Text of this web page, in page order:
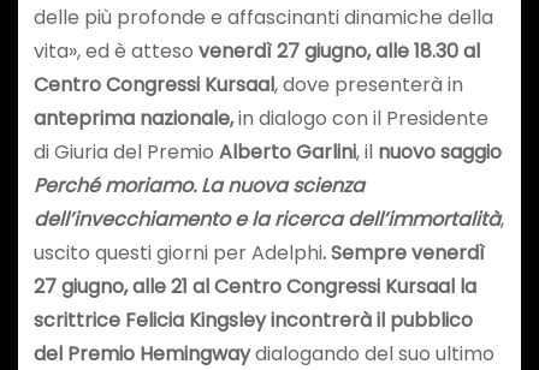
delle più profonde e affascinanti dinamiche della
vita», ed è atteso venerdì 27 giugno, alle 18.30 al
Centro Congressi Kursaal, dove presenterà in
anteprima nazionale,in dialogo con il Presidente
di Giuria del Premio Alberto Garlini, ilnuovo saggio
Perché moriamo. La nuova scienza
dell’invecchiamento e la ricerca dell’immortalità,
uscito questi giorni per Adelphi. Sempre venerdì
27 giugno, alle 21 al Centro Congressi Kursaal la
scrittrice Felicia Kingsley incontrerà il pubblico
del Premio Hemingwaydialogando del suo ultimo